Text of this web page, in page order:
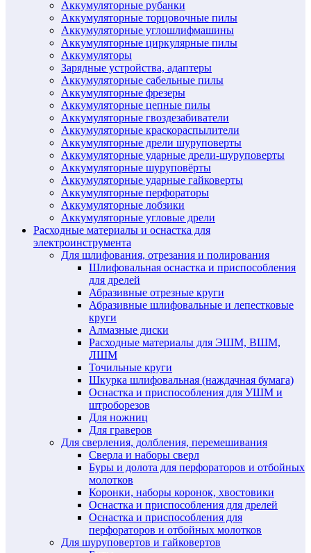
Аккумуляторные рубанки
Аккумуляторные торцовочные пилы
Аккумуляторные углошлифмашины
Аккумуляторные циркулярные пилы
Аккумуляторы
Зарядные устройства, адаптеры
Аккумуляторные сабельные пилы
Аккумуляторные фрезеры
Аккумуляторные цепные пилы
Аккумуляторные гвоздезабиватели
Аккумуляторные краскораспылители
Аккумуляторные дрели шуруповерты
Аккумуляторные ударные дрели-шуруповерты
Аккумуляторные шуруповёрты
Аккумуляторные ударные гайковерты
Аккумуляторные перфораторы
Аккумуляторные лобзики
Аккумуляторные угловые дрели
Расходные материалы и оснастка для
электроинструмента
Для шлифования, отрезания и полирования
Шлифовальная оснастка и приспособления
для дрелей
Абразивные отрезные круги
Абразивные шлифовальные и лепестковые
круги
Алмазные диски
Расходные материалы для ЭШМ, ВШМ,
ЛШМ
Точильные круги
Шкурка шлифовальная (наждачная бумага)
Оснастка и приспособления для УШМ и
штроборезов
Для ножниц
Для граверов
Для сверления, долбления, перемешивания
Сверла и наборы сверл
Буры и долота для перфораторов и отбойных
молотков
Коронки, наборы коронок, хвостовики
Оснастка и приспособления для дрелей
Оснастка и приспособления для
перфораторов и отбойных молотков
Для шуруповертов и гайковертов